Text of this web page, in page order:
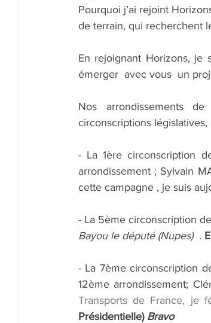
Pourquoi j’ai rejoint
de terrain, qui recherchent
En rejoignant Horizons, je
émerger  avec vous  un
Nos arrondissements
circonscriptions législatives,
- La 1ère circonscription
arrondissement ; Sylvain
cette campagne , je suis
- La 5ème circonscription
Bayou le député (Nupes)  .
- La 7ème circonscription
12ème arrondissement;
Transports de France, je
Présidentielle) Bravo